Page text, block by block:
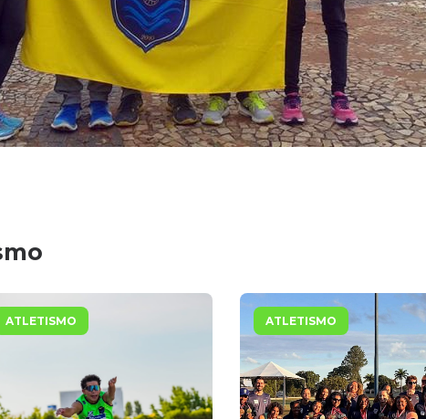
ATLETISMO ATLETISMO